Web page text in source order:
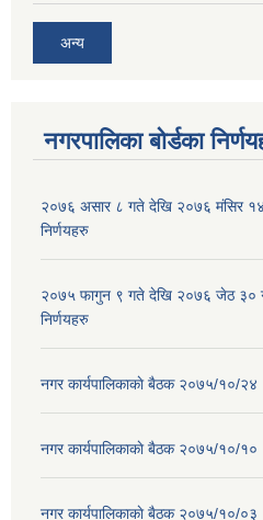
अन्य
नगरपालिका बोर्डका
२०७६ असार ८ गते देखि २०७६ मंसिर १४
निर्णयहरु
२०७५ फागुन ९ गते देखि २०७६ जेठ ३०
निर्णयहरु
नगर कार्यपालिकाकाे बैठक २०७५/१०/२४
नगर कार्यपालिकाकाे बैठक २०७५/१०/१०
नगर कार्यपालिकाकाे बैठक २०७५/१०/०३